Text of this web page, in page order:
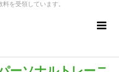
を受領しています。